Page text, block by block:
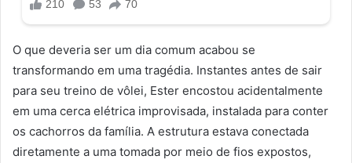
O que deveria ser um dia comum acabou se
transformando em uma tragédia. Instantes antes de sair
para seu treino de vôlei, Ester encostou acidentalmente
em uma cerca elétrica improvisada, instalada para conter
os cachorros da família. A estrutura estava conectada
diretamente a uma tomada por meio de fios expostos,